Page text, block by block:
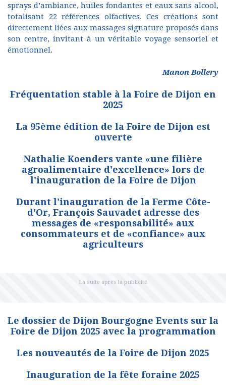
sprays d’ambiance, huiles fondantes et eaux sans alcool,
totalisant 22 références olfactives. Ces créations sont
directement liées aux massages signature proposés dans
son centre, invitant à un véritable voyage sensoriel et
émotionnel.
Manon Bollery
Fréquentation stable à la Foire de Dijon en
2025
La 95ème édition de la Foire de Dijon est
ouverte
Nathalie Koenders vante «une filière
agroalimentaire d'excellence» lors de
l'inauguration de la Foire de Dijon
Durant l'inauguration de la Ferme Côte-
d'Or, François Sauvadet adresse des
messages de «responsabilité» aux
consommateurs et de «confiance» aux
agriculteurs
Le dossier de Dijon Bourgogne Events sur la
Foire de Dijon 2025 avec la programmation
Les nouveautés de la Foire de Dijon 2025
Inauguration de la fête foraine 2025